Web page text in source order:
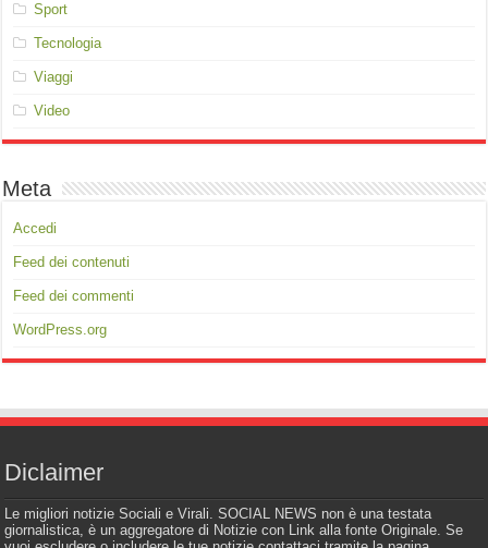
Sport
Tecnologia
Viaggi
Video
Meta
Accedi
Feed dei contenuti
Feed dei commenti
WordPress.org
Diclaimer
Le migliori notizie Sociali e Virali. SOCIAL NEWS non è una testata
giornalistica, è un aggregatore di Notizie con Link alla fonte Originale. Se